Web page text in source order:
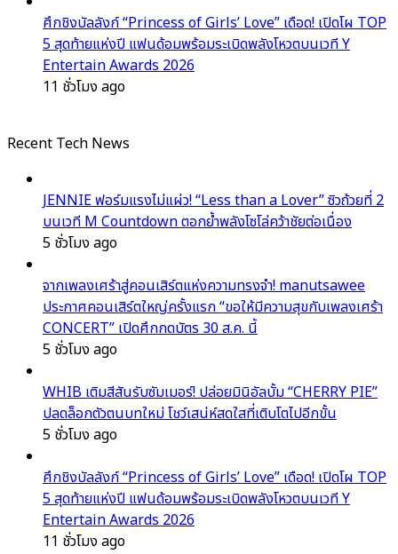
ศึกชิงบัลลังก์ “Princess of Girls’ Love” เดือด! เปิดโผ TOP
5 สุดท้ายแห่งปี แฟนด้อมพร้อมระเบิดพลังโหวตบนเวที Y
Entertain Awards 2026
11 ชั่วโมง ago
Recent Tech News
JENNIE ฟอร์มแรงไม่แผ่ว! “Less than a Lover” ซิวถ้วยที่ 2
บนเวที M Countdown ตอกย้ำพลังโซโล่คว้าชัยต่อเนื่อง
5 ชั่วโมง ago
จากเพลงเศร้าสู่คอนเสิร์ตแห่งความทรงจำ! manutsawee
ประกาศคอนเสิร์ตใหญ่ครั้งแรก “ขอให้มีความสุขกับเพลงเศร้า
CONCERT” เปิดศึกกดบัตร 30 ส.ค. นี้
5 ชั่วโมง ago
WHIB เติมสีสันรับซัมเมอร์! ปล่อยมินิอัลบั้ม “CHERRY PIE”
ปลดล็อกตัวตนบทใหม่ โชว์เสน่ห์สดใสที่เติบโตไปอีกขั้น
5 ชั่วโมง ago
ศึกชิงบัลลังก์ “Princess of Girls’ Love” เดือด! เปิดโผ TOP
5 สุดท้ายแห่งปี แฟนด้อมพร้อมระเบิดพลังโหวตบนเวที Y
Entertain Awards 2026
11 ชั่วโมง ago